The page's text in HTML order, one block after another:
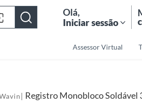
Olá,
Iniciar sessão
Assessor Virtual
| Registro Monobloco Soldável